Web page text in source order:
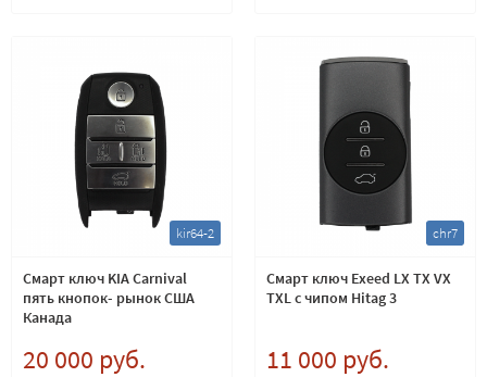
kir64-2
Смарт ключ KIA Carnival
пять кнопок- рынок США
Канада
20 000 руб.
chr7
Смарт ключ Exeed LX TX VX
TXL с чипом Hitag 3
11 000 руб.